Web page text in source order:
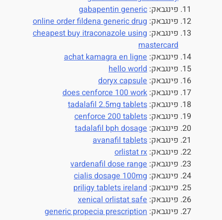
פינגבאק: gabapentin generic
פינגבאק: online order fildena generic drug
פינגבאק: cheapest buy itraconazole using
mastercard
פינגבאק: achat kamagra en ligne
פינגבאק: hello world
פינגבאק: doryx capsule
פינגבאק: does cenforce 100 work
פינגבאק: tadalafil 2.5mg tablets
פינגבאק: cenforce 200 tablets
פינגבאק: tadalafil bph dosage
פינגבאק: avanafil tablets
פינגבאק: orlistat rx
פינגבאק: vardenafil dose range
פינגבאק: cialis dosage 100mg
פינגבאק: priligy tablets ireland
פינגבאק: xenical orlistat safe
פינגבאק: generic propecia prescription